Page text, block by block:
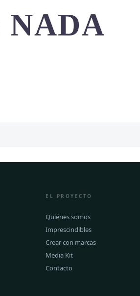
NADA
EL PROYECTO
Quiénes somos
Imprescindibles
Crear con marcas
Media Kit
Contacto